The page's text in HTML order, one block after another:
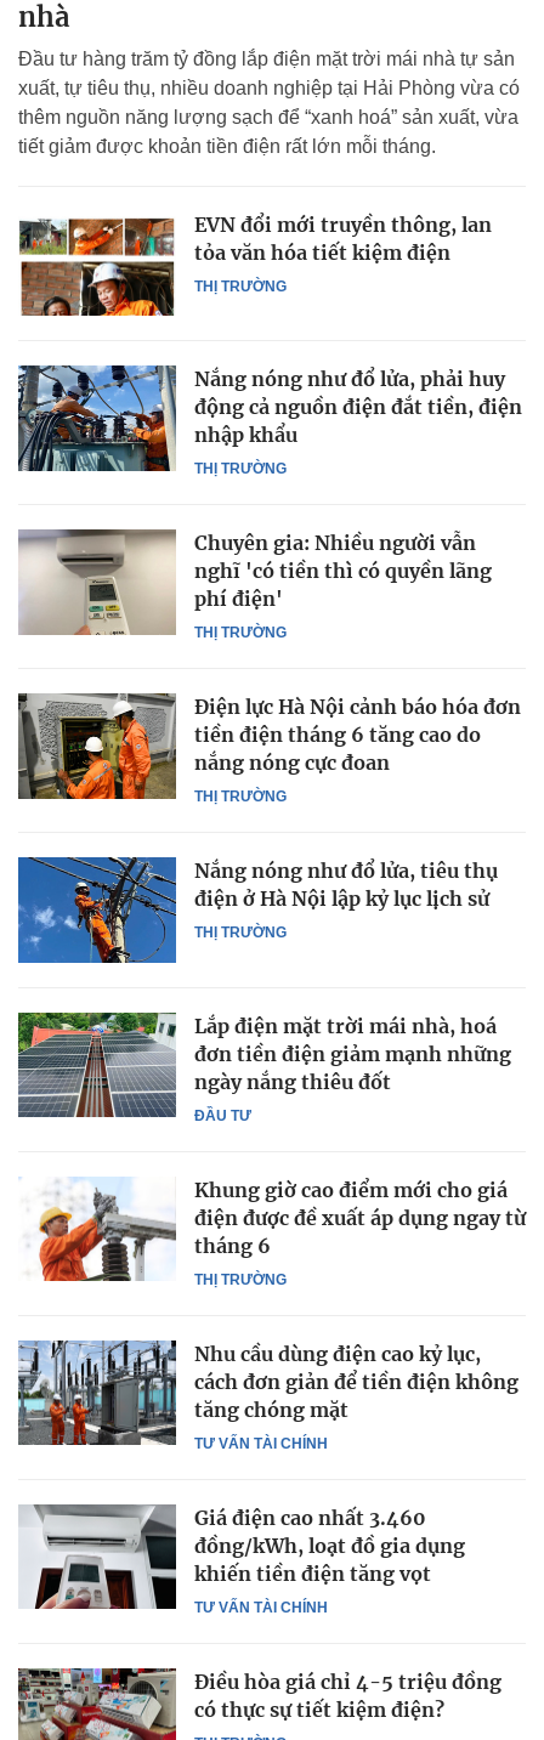
nhà
Đầu tư hàng trăm tỷ đồng lắp điện mặt trời mái nhà tự sản
xuất, tự tiêu thụ, nhiều doanh nghiệp tại Hải Phòng vừa có
thêm nguồn năng lượng sạch để “xanh hoá” sản xuất, vừa
tiết giảm được khoản tiền điện rất lớn mỗi tháng.
THỊ TRƯỜNG
EVN đổi mới truyền thông, lan
tỏa văn hóa tiết kiệm điện
THỊ TRƯỜNG
Nắng nóng như đổ lửa, phải huy
động cả nguồn điện đắt tiền, điện
nhập khẩu
THỊ TRƯỜNG
Chuyên gia: Nhiều người vẫn
nghĩ 'có tiền thì có quyền lãng
phí điện'
THỊ TRƯỜNG
Điện lực Hà Nội cảnh báo hóa đơn
tiền điện tháng 6 tăng cao do
nắng nóng cực đoan
THỊ TRƯỜNG
Nắng nóng như đổ lửa, tiêu thụ
điện ở Hà Nội lập kỷ lục lịch sử
ĐẦU TƯ
Lắp điện mặt trời mái nhà, hoá
đơn tiền điện giảm mạnh những
ngày nắng thiêu đốt
THỊ TRƯỜNG
Khung giờ cao điểm mới cho giá
điện được đề xuất áp dụng ngay từ
tháng 6
TƯ VẤN TÀI CHÍNH
Nhu cầu dùng điện cao kỷ lục,
cách đơn giản để tiền điện không
tăng chóng mặt
TƯ VẤN TÀI CHÍNH
Giá điện cao nhất 3.460
đồng/kWh, loạt đồ gia dụng
khiến tiền điện tăng vọt
Điều hòa giá chỉ 4-5 triệu đồng
có thực sự tiết kiệm điện?